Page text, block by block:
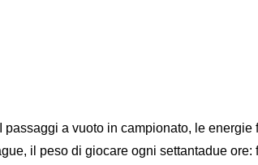
passaggi a vuoto in campionato, le energie
il peso di giocare ogni settantadue ore: